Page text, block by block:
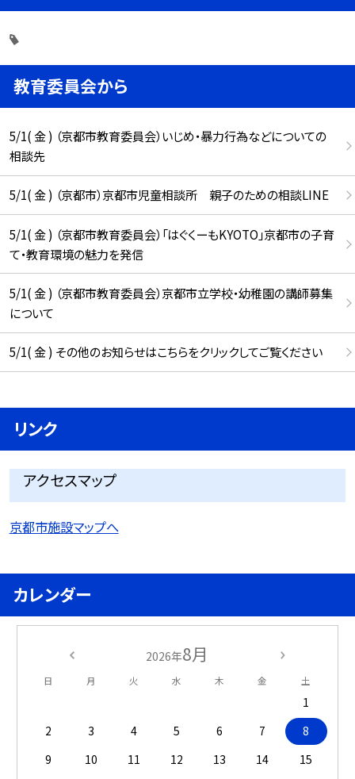
教育委員会から
5/1( 金 ) （京都市教育委員会）いじめ・暴力行為などについての
相談先
5/1( 金 ) （京都市）京都市児童相談所 親子のための相談LINE
5/1( 金 ) （京都市教育委員会）「はぐくーもKYOTO」京都市の子育
て・教育環境の魅力を発信
5/1( 金 ) （京都市教育委員会）京都市立学校・幼稚園の講師募集
について
5/1( 金 ) その他のお知らせはこちらをクリックしてご覧ください
リンク
アクセスマップ
京都市施設マップへ
カレンダー
2026年8月
日 月 火 水 木 金 土
1
2
3 4 5 6 7
8
9
10 11 12 13 14
15